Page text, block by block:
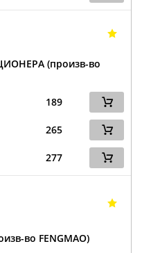
(произв-во
189
265
277
во FENGMAO)